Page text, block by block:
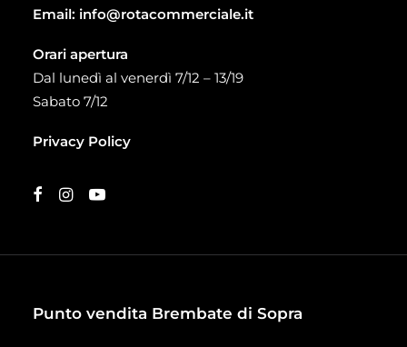
Email: info@rotacommerciale.it
Orari apertura
Dal lunedì al venerdì 7/12 – 13/19
Sabato 7/12
Privacy Policy
Punto vendita Brembate di Sopra